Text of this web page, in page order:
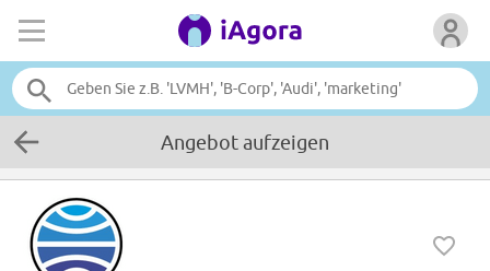
Angebot aufzeigen